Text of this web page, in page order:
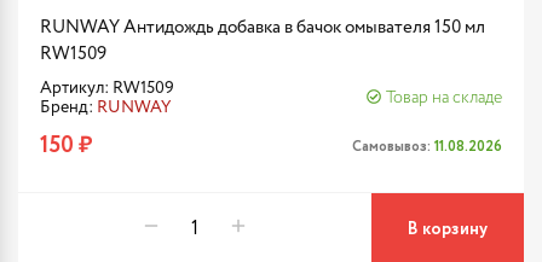
RUNWAY Антидождь добавка в бачок омывателя 150 мл
RW1509
Артикул: RW1509
Бренд: RUNWAY
Товар на складе
150 ₽ Самовывоз: 11.08.2026
В корзину